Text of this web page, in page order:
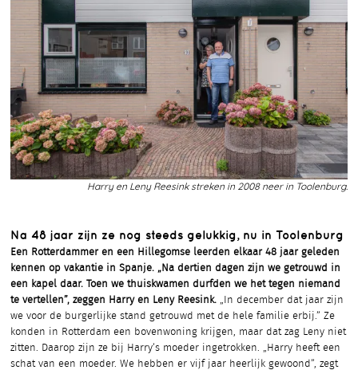
Harry en Leny Reesink streken in 2008 neer in Toolenburg.
Na 48 jaar zijn ze nog steeds gelukkig, nu in Toolenburg
Een Rotterdammer en een Hillegomse leerden elkaar 48 jaar geleden
kennen op vakantie in Spanje. „Na dertien dagen zijn we getrouwd in
een kapel daar. Toen we thuiskwamen durfden we het tegen niemand
te vertellen”, zeggen Harry en Leny Reesink. „In december dat jaar zijn
we voor de burgerlijke stand getrouwd met de hele familie erbij.” Ze
konden in Rotterdam een bovenwoning krijgen, maar dat zag Leny niet
zitten. Daarop zijn ze bij Harry’s moeder ingetrokken. „Harry heeft een
schat van een moeder. We hebben er vijf jaar heerlijk gewoond”, zegt